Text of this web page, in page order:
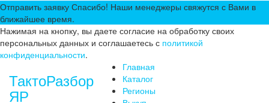
Отправить заявку Спасибо! Наши менеджеры свяжутся с Вами в
ближайшее время.
Нажимая на кнопку, вы даете согласие на обработку своих
персональных данных и соглашаетесь с политикой
конфиденциальности.
ТактоРазбор
ЯР
Главная
Каталог
Регионы